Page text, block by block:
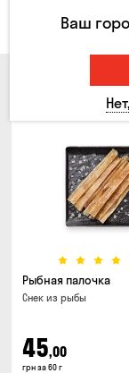
Все товары
Рыбная палочка
Снек из рыбы
45,00
грн за 60 г
Ваш